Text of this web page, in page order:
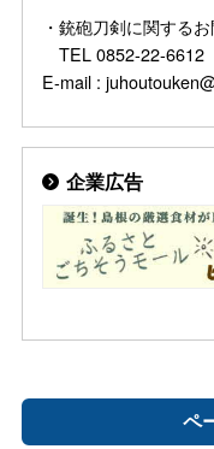
・銃砲刀剣に関するお
TEL 0852-22-6612
E-mail :
企業広告
ペ